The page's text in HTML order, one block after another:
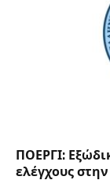
ΠΟΕΡΓΙ:
ελέγχους